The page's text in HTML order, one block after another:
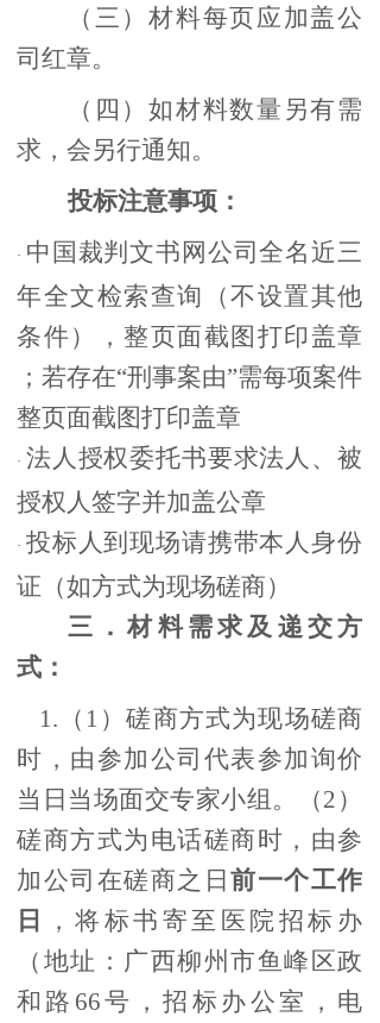
（三）材料每页应加盖公
司红章。
（四）如材料数量另有需
求，会另行通知。
投标注意事项：
· 中国裁判文书网公司全名近三
年全文检索查询（不设置其他
条件），整页面截图打印盖章
；若存在“刑事案由”需每项案件
整页面截图打印盖章
· 法人授权委托书要求法人、被
授权人签字并加盖公章
· 投标人到现场请携带本人身份
证（如方式为现场磋商）
三．材料需求及递交方
式：
1.（1）磋商方式为现场磋商
时，由参加公司代表参加询价
当日当场面交专家小组。（2）
磋商方式为电话磋商时，由参
加公司在磋商之日 前一个工作
日
，将标书寄至医院招标办
（地址：广西柳州市鱼峰区政
和路66号，招标办公室，电